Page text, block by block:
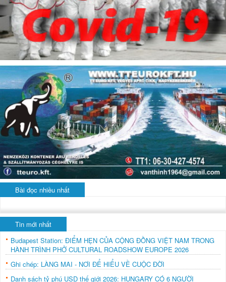
Bài đọc nhiều nhất
Tin mới nhất
Budapest Station: ĐIỂM HẸN CỦA CỘNG ĐỒNG VIỆT NAM TRONG
HÀNH TRÌNH PHỞ CULTURAL ROADSHOW EUROPE 2026
Ghi chép: LÀNG MAI - NƠI ĐỂ HIỂU VỀ CUỘC ĐỜI
Danh sách tỷ phú USD thế giới 2026: HUNGARY CÓ 6 NGƯỜI